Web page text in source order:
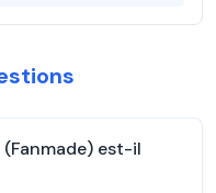
est-il